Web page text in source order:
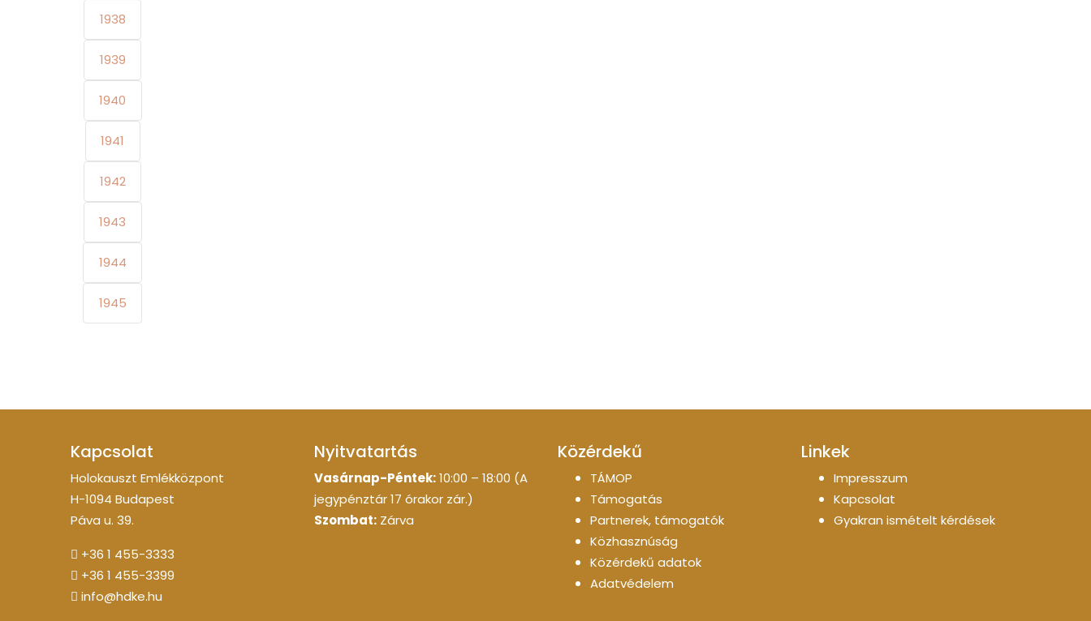
1938
1939
1940
1941
1942
1943
1944
1945
Kapcsolat
Holokauszt Emlékközpont
H-1094 Budapest
Páva u. 39.
+36 1 455-3333
+36 1 455-3399
info@hdke.hu
Nyitvatartás
Vasárnap-Péntek:10:00 – 18:00 (A
jegypénztár 17 órakor zár.)
Szombat: Zárva
Közérdekű
TÁMOP
Támogatás
Partnerek, támogatók
Közhasznúság
Közérdekű adatok
Adatvédelem
Linkek
Impresszum
Kapcsolat
Gyakran ismételt kérdések